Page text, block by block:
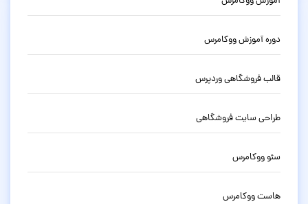
دوره آموزش ووکامرس
قالب فروشگاهی وردپرس
طراحی سایت فروشگاهی
سئو ووکامرس
هاست ووکامرس